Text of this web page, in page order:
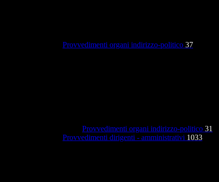
Provvedimenti organi indirizzo-politico 37
Provvedimenti organi indirizzo-politico 31
Provvedimenti dirigenti - amministrativi 1033